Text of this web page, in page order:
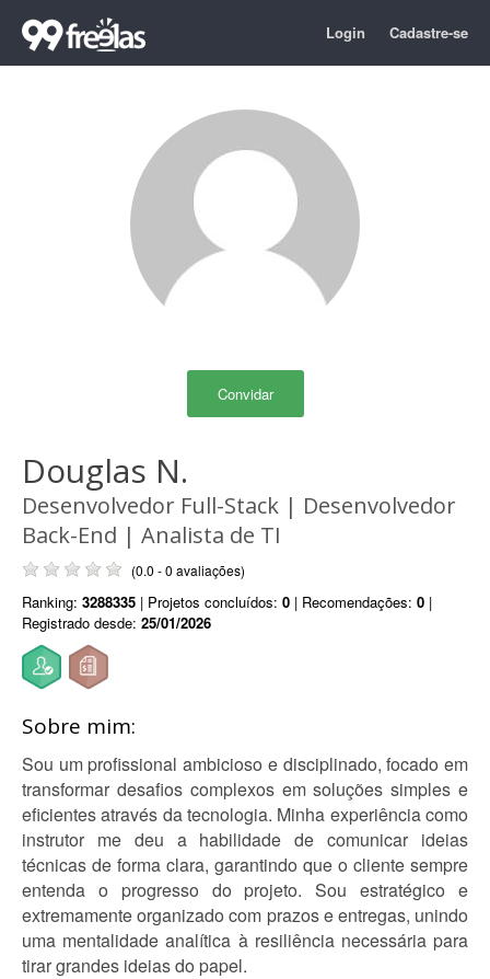
Login Cadastre-se
Convidar
Douglas N.
Desenvolvedor Full-Stack | Desenvolvedor
Back-End | Analista de TI
(0.0 - 0 avaliações)
Ranking: 3288335 | Projetos concluídos: 0 | Recomendações: 0 |
Registrado desde: 25/01/2026
Sobre mim:
Sou um profissional ambicioso e disciplinado, focado em
transformar desafios complexos em soluções simples e
eficientes através da tecnologia. Minha experiência como
instrutor me deu a habilidade de comunicar ideias
técnicas de forma clara, garantindo que o cliente sempre
entenda o progresso do projeto. Sou estratégico e
extremamente organizado com prazos e entregas, unindo
uma mentalidade analítica à resiliência necessária para
tirar grandes ideias do papel.